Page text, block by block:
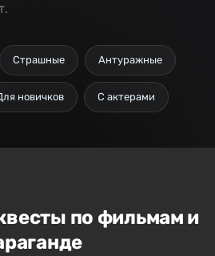
Страшные Антуражные
новичков С актерами
по фильмам и